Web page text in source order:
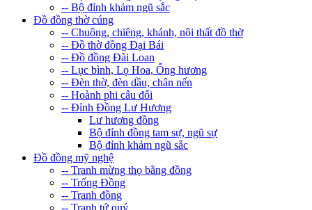
-- Bộ đỉnh khảm ngũ sắc
Đồ đồng thờ cúng
-- Chuông, chiêng, khánh, nội thất đồ thờ
-- Đồ thờ đồng Đại Bái
-- Đồ đồng Đài Loan
-- Lục bình, Lọ Hoa, Ống hương
-- Đèn thờ, đèn dầu, chân nến
-- Hoành phi câu đối
-- Đỉnh Đồng Lư Hương
Lư hương đồng
Bộ đỉnh đồng tam sự, ngũ sự
Bộ đỉnh khảm ngũ sắc
Đồ đồng mỹ nghệ
-- Tranh mừng thọ bằng đồng
-- Trống Đồng
-- Tranh đồng
-- Tranh tứ quý